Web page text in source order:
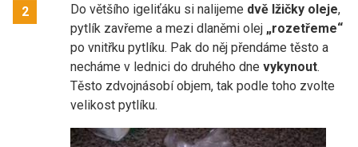
2 Do většího igeliťáku si nalijeme dvě lžičky oleje,
pytlík zavřeme a mezi dlaněmi olej „rozetřeme“
po vnitřku pytlíku. Pak do něj přendáme těsto a
necháme v lednici do druhého dne vykynout.
Těsto zdvojnásobí objem, tak podle toho zvolte
velikost pytlíku.